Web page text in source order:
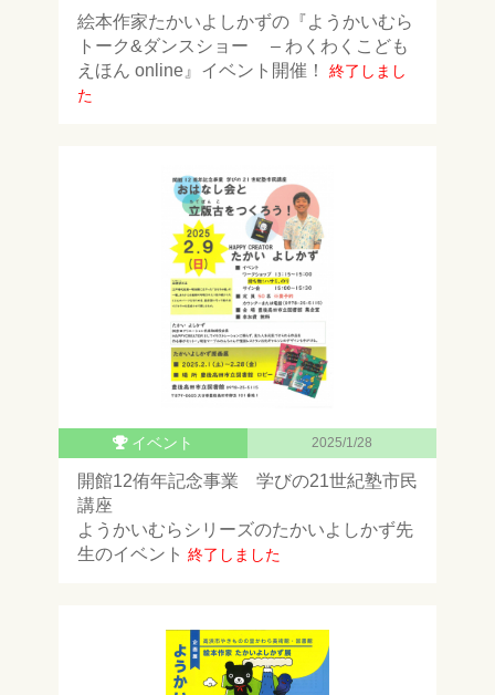
絵本作家たかいよしかずの『ようかいむら
トーク&ダンスショー – わくわくこども
えほん online』イベント開催！
終了しまし
た
イベント 2025/1/28
開館12侑年記念事業 学びの21世紀塾市民
講座
ようかいむらシリーズのたかいよしかず先
生のイベント 終了しました